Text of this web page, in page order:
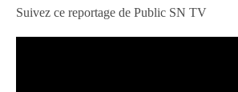
Suivez ce reportage de Public SN TV